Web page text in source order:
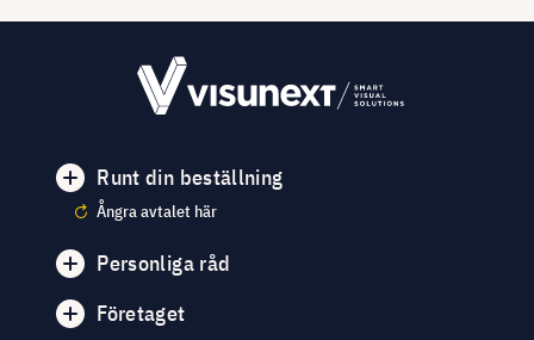
Runt din beställning
Ångra avtalet här
Personliga råd
Företaget